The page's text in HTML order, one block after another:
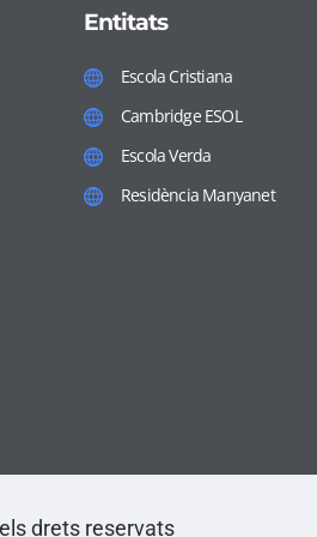
Entitats
Escola Cristiana
Cambridge ESOL
Escola Verda
Residència Manyanet
drets reservats